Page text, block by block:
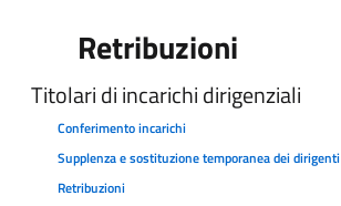
Retribuzioni
Titolari di incarichi dirigenziali
Conferimento incarichi
Supplenza e sostituzione temporanea dei dirigenti
Retribuzioni